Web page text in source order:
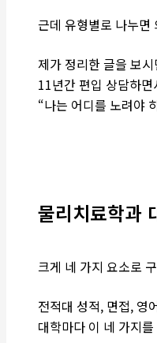
근데 유형별로 나누면
제가 정리한 글을 보
11년간 편입 상담하
“나는 어디를 노려야
물리치료학과
크게 네 가지 요소로
전적대 성적, 면접, 영
대학마다 이 네 가지